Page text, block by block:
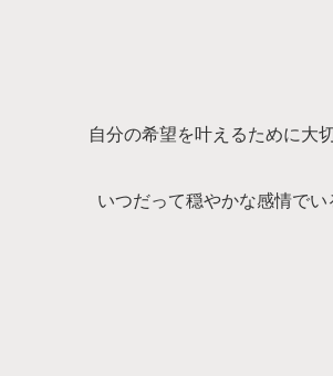
自分の希望を叶えるために大
いつだって穏やかな感情でい